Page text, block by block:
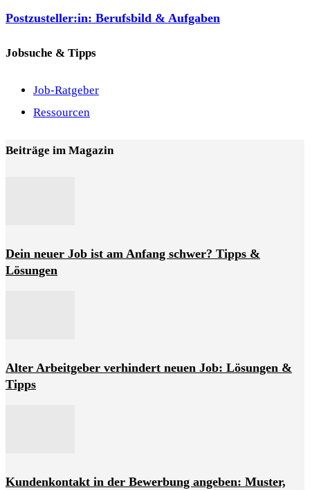
Postzusteller:in: Berufsbild & Aufgaben
Jobsuche & Tipps
Job-Ratgeber
Ressourcen
Beiträge im Magazin
Dein neuer Job ist am Anfang schwer? Tipps &
Lösungen
Alter Arbeitgeber verhindert neuen Job: Lösungen &
Tipps
Kundenkontakt in der Bewerbung angeben: Muster,